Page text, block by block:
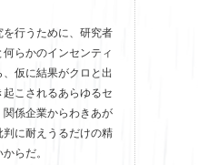
を行うために、研究者
らかのインセンティ
仮に結果がクロと出
こされるあらゆるセ
係企業からわきあが
に耐えうるだけの精
らだ。